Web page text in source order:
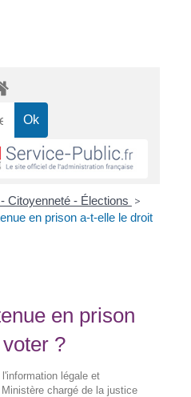
Citoyenneté - Élections >
en prison a-t-elle le droit
en prison
?
légale et
chargé de la justice